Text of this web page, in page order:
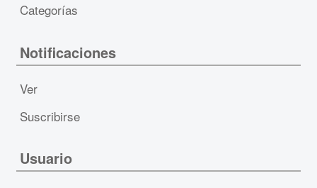
Categorías
Notificaciones
Ver
Suscribirse
Usuario